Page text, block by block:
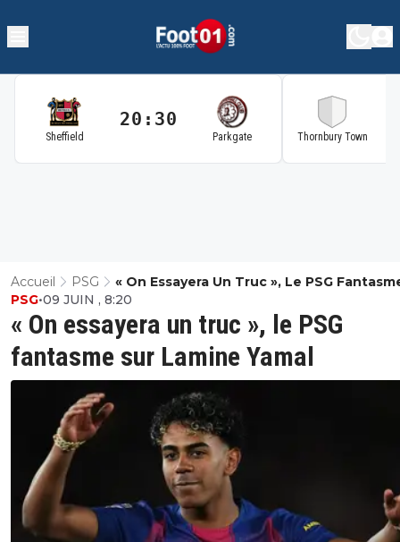
Sheffield
20:30
Parkgate Thornbury Town
Accueil PSG
« On Essayera Un Truc », Le PSG
Lamine Yamal
« On essayera un truc », le PSG
fantasme sur Lamine Yamal
PSG•09 JUIN , 8:20